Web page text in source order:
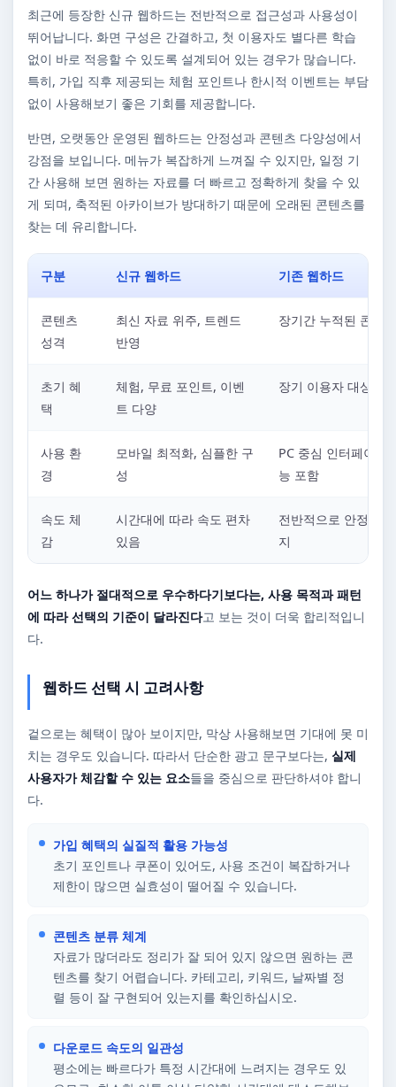
최근에 등장한 신규 웹하드는 전반적으로 접근성과 사용성이
뛰어납니다. 화면 구성은 간결하고, 첫 이용자도 별다른 학습
없이 바로 적응할 수 있도록 설계되어 있는 경우가 많습니다.
특히, 가입 직후 제공되는 체험 포인트나 한시적 이벤트는 부담
없이 사용해보기 좋은 기회를 제공합니다.
반면, 오랫동안 운영된 웹하드는 안정성과 콘텐츠 다양성에서
강점을 보입니다. 메뉴가 복잡하게 느껴질 수 있지만, 일정 기
간 사용해 보면 원하는 자료를 더 빠르고 정확하게 찾을 수 있
게 되며, 축적된 아카이브가 방대하기 때문에 오래된 콘텐츠를
찾는 데 유리합니다.
구분 신규 웹하드 기존 웹하드
콘텐츠
성격
최신 자료 위주, 트렌드
반영
장기간 누적된 콘텐
초기 혜
택
체험, 무료 포인트, 이벤
트 다양
장기 이용자 대상 혜
사용 환
경
모바일 최적화, 심플한 구
성
PC 중심 인터페이스,
능 포함
속도 체
감
시간대에 따라 속도 편차
있음
전반적으로 안정적
지
어느 하나가 절대적으로 우수하다기보다는, 사용 목적과 패턴
에 따라 선택의 기준이 달라진다고 보는 것이 더욱 합리적입니
다.
웹하드 선택 시 고려사항
겉으로는 혜택이 많아 보이지만, 막상 사용해보면 기대에 못 미
치는 경우도 있습니다. 따라서 단순한 광고 문구보다는, 실제
사용자가 체감할 수 있는 요소들을 중심으로 판단하셔야 합니
다.
가입 혜택의 실질적 활용 가능성
초기 포인트나 쿠폰이 있어도, 사용 조건이 복잡하거나
제한이 많으면 실효성이 떨어질 수 있습니다.
콘텐츠 분류 체계
자료가 많더라도 정리가 잘 되어 있지 않으면 원하는 콘
텐츠를 찾기 어렵습니다. 카테고리, 키워드, 날짜별 정
렬 등이 잘 구현되어 있는지를 확인하십시오.
다운로드 속도의 일관성
평소에는 빠르다가 특정 시간대에 느려지는 경우도 있